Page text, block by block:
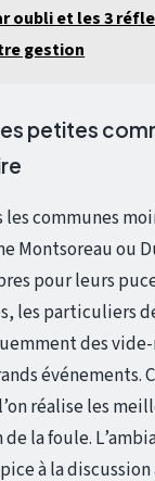
oubli et les 3
gestion
petites
les communes
Montsoreau ou
pour leurs
les particuliers
des
événements.
réalise les
la foule.
à la discussion